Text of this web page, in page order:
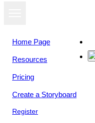
Home Page
Resources
Pricing
Create a Storyboard
Register
View as
slideshow